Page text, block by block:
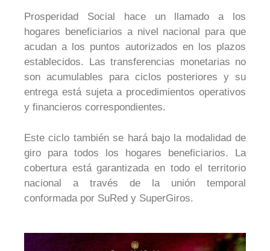
Prosperidad Social hace un llamado a los
hogares beneficiarios a nivel nacional para que
acudan a los puntos autorizados en los plazos
establecidos. Las transferencias monetarias no
son acumulables para ciclos posteriores y su
entrega está sujeta a procedimientos operativos
y financieros correspondientes.
Este ciclo también se hará bajo la modalidad de
giro para todos los hogares beneficiarios. La
cobertura está garantizada en todo el territorio
nacional a través de la unión temporal
conformada por SuRed y SuperGiros.